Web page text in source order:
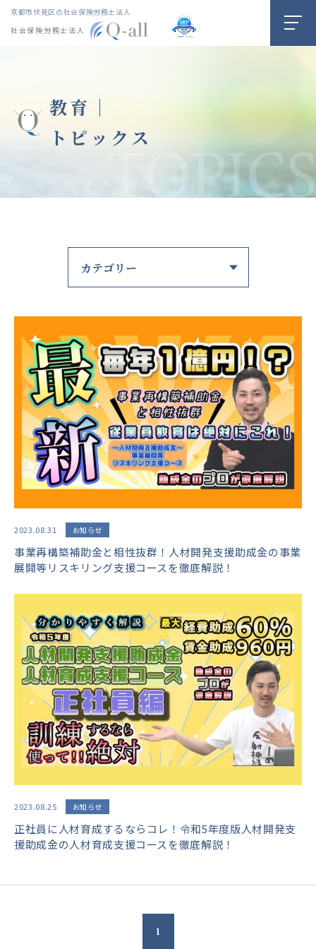
京都市伏見区の社会保険労務士法人
社会保険労務士法人
教育｜
トピックス
2023.08.31 お知らせ
事業再構築補助金と相性抜群！人材開発支援助成金の事業
展開等リスキリング支援コースを徹底解説！
2023.08.25 お知らせ
正社員に人材育成するならコレ！令和5年度版人材開発支
援助成金の人材育成支援コースを徹底解説！
1